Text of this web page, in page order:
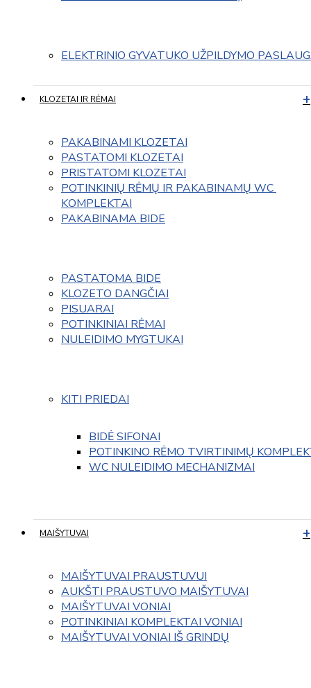
ELEKTRINIO GYVATUKO UŽPILDYMO
KLOZETAI IR RĖMAI
PAKABINAMI KLOZETAI
PASTATOMI KLOZETAI
PRISTATOMI KLOZETAI
POTINKINIŲ RĖMŲ IR PAKABINAMŲ WC
KOMPLEKTAI
PAKABINAMA BIDE
PASTATOMA BIDE
KLOZETO DANGČIAI
PISUARAI
POTINKINIAI RĖMAI
NULEIDIMO MYGTUKAI
KITI PRIEDAI
BIDĖ SIFONAI
POTINKINO RĖMO TVIRTINIMŲ
WC NULEIDIMO MECHANIZMAI
MAIŠYTUVAI
MAIŠYTUVAI PRAUSTUVUI
AUKŠTI PRAUSTUVO MAIŠYTUVAI
MAIŠYTUVAI VONIAI
POTINKINIAI KOMPLEKTAI VONIAI
MAIŠYTUVAI VONIAI IŠ GRINDŲ